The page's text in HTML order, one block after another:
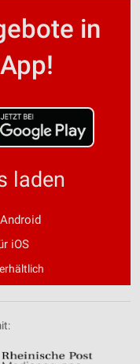
in
laden
iOS